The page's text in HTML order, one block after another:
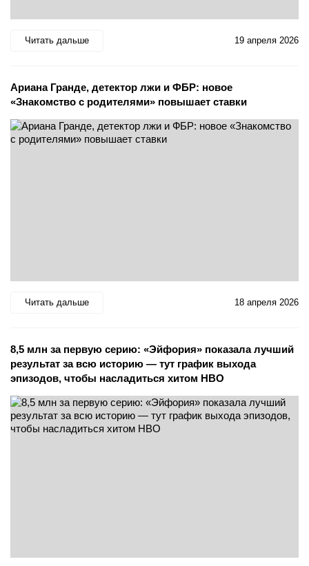
Читать дальше 19 апреля 2026
Ариана Гранде, детектор лжи и ФБР: новое
«Знакомство с родителями» повышает ставки
Читать дальше 18 апреля 2026
8,5 млн за первую серию: «Эйфория» показала лучший
результат за всю историю — тут график выхода
эпизодов, чтобы насладиться хитом HBO